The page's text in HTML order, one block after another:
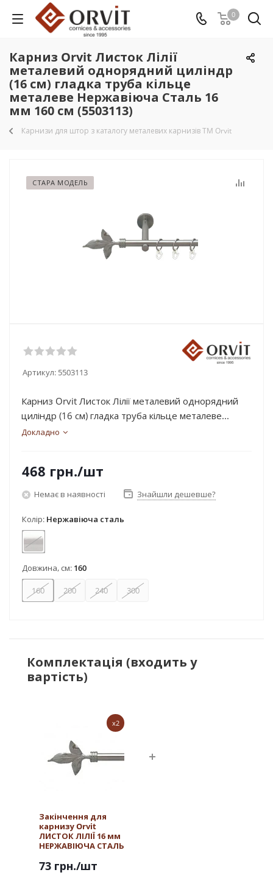
0
Карниз Orvit Листок Лілії
металевий однорядний циліндр
(16 см) гладка труба кільце
металеве Нержавіюча Сталь 16
мм 160 см (5503113)
Карнизи для штор з каталогу металевих карнизів TM Orvit
СТАРА МОДЕЛЬ
Артикул: 5503113
Карниз Orvit Листок Лілії металевий однорядний
циліндр (16 см) гладка труба кільце металеве...
Докладно
468 грн./шт
Немає в наявності Знайшли дешевше?
Колір: Нержавіюча сталь
Нержавіюча сталь
Довжина, см: 160
160 200 240 300
Комплектація (входить у
вартість)
x2
Закінчення для
карнизу Orvit
ЛИСТОК ЛІЛІЇ 16 мм
НЕРЖАВІЮЧА СТАЛЬ
73 грн./шт